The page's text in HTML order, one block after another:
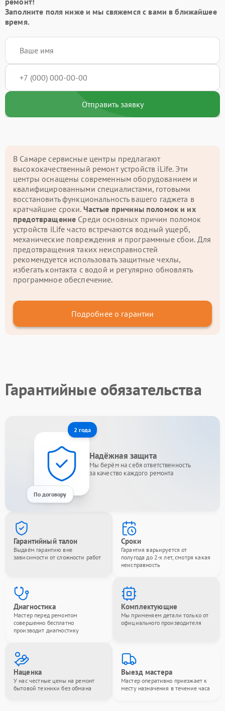
Заполните поля ниже и мы свяжемся с вами в ближайшее
время.
Отправить заявку
В Самаре сервисные центры предлагают
высококачественный ремонт устройств iLife. Эти
центры оснащены современным оборудованием и
квалифицированными специалистами, готовыми
восстановить функциональность вашего гаджета в
кратчайшие сроки. Частые причины поломок и их
предотвращение Среди основных причин поломок
устройств iLife часто встречаются водный ущерб,
механические повреждения и программные сбои. Для
предотвращения таких неисправностей
рекомендуется использовать защитные чехлы,
избегать контакта с водой и регулярно обновлять
программное обеспечение.
Подробнее о гарантии
Гарантийные обязательства
2 года
По договору
Надёжная защита
Мы берём на себя ответственность
за качество каждого ремонта
Гарантийный талон
Выдаём гарантию вне
зависимости от сложности работ
Сроки
Гарантия варьируется от
полугода до 2-х лет, смотря какая
неисправность
Диагностика
Мастер перед ремонтом
совершенно бесплатно
производит диагностику
Комплектующие
Мы применяем детали только от
официального производителя
Наценка
У нас честные цены на ремонт
бытовой техники без обмана
Выезд мастера
Мастер оперативно приезжает к
месту назначения в течение часа